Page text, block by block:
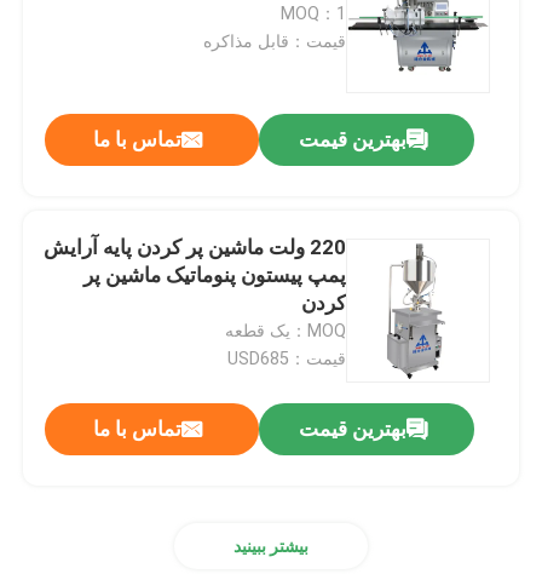
خانه
MOQ：1
قیمت：قابل مذاکره
بهترین قیمت تماس با ما
220 ولت ماشین پر کردن پایه آرایش
پمپ پیستون پنوماتیک ماشین پر
کردن
MOQ：یک قطعه
قیمت：USD685
بهترین قیمت تماس با ما
بیشتر ببینید